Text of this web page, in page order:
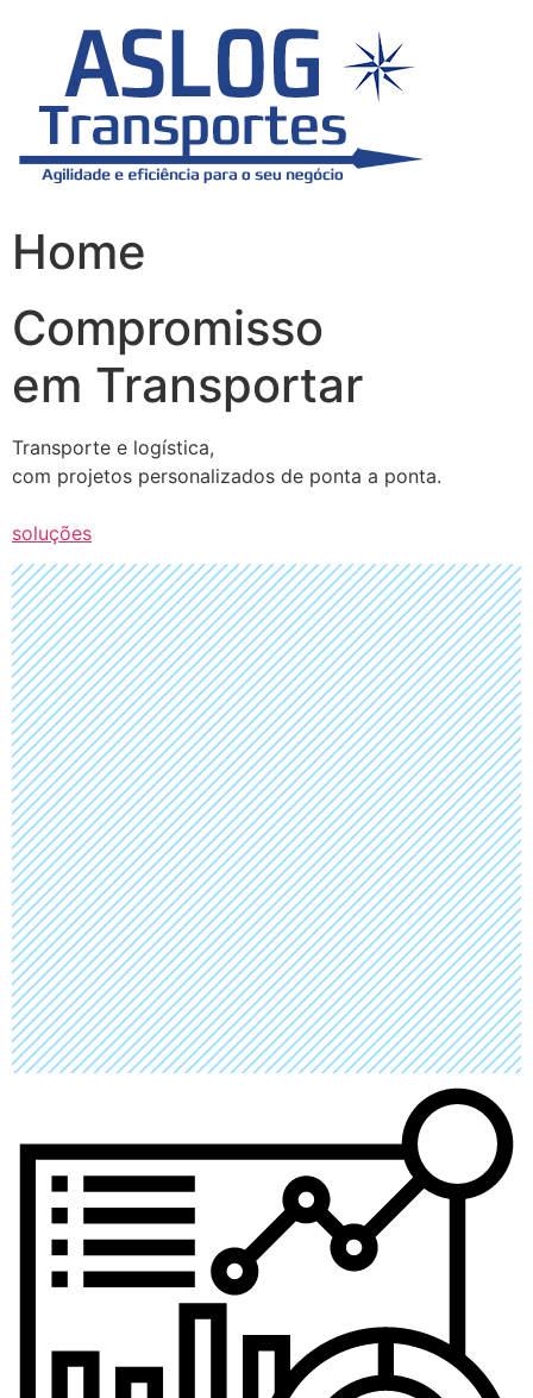
Home
Compromisso
em Transportar
Transporte e logística,
com projetos personalizados de ponta a ponta.
soluções